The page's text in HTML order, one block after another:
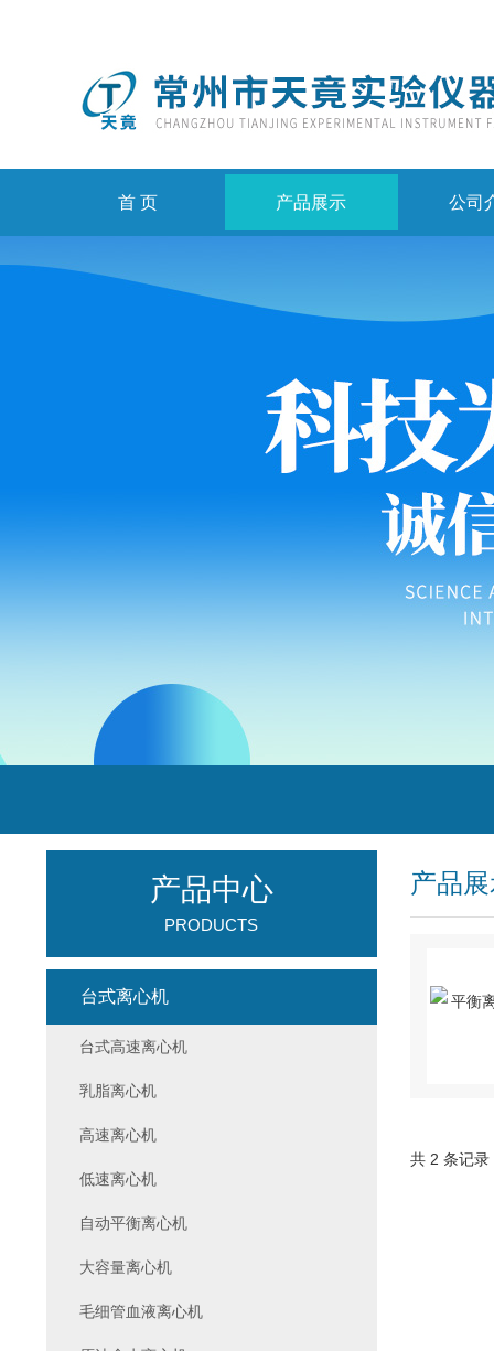
首 页 产品展示 公司
产品
共 2 条记
产品中心
PRODUCTS
台式离心机
台式高速离心机
乳脂离心机
高速离心机
低速离心机
自动平衡离心机
大容量离心机
毛细管血液离心机